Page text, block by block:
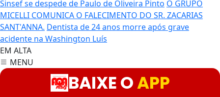
Sinsef se despede de Paulo de Oliveira Pinto O GRUPO
MICELLI COMUNICA O FALECIMENTO DO SR. ZACARIAS
SANT'ANNA. Dentista de 24 anos morre após grave
acidente na Washington Luís
EM ALTA
MENU
BAIXE OAPP